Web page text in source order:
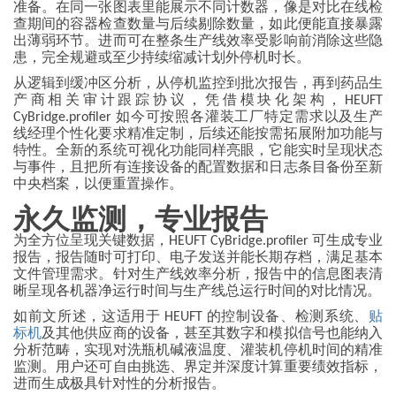
准备。在同一张图表里能展示不同计数器，像是对比在线检
查期间的容器检查数量与后续剔除数量，如此便能直接暴露
出薄弱环节。进而可在整条生产线效率受影响前消除这些隐
患，完全规避或至少持续缩减计划外停机时长。
从逻辑到缓冲区分析，从停机监控到批次报告，再到药品生
产商相关审计跟踪协议，凭借模块化架构，HEUFT
CyBridge.profiler 如今可按照各灌装工厂特定需求以及生产
线经理个性化要求精准定制，后续还能按需拓展附加功能与
特性。全新的系统可视化功能同样亮眼，它能实时呈现状态
与事件，且把所有连接设备的配置数据和日志条目备份至新
中央档案，以便重置操作。
永久监测，专业报告
为全方位呈现关键数据，HEUFT CyBridge.profiler 可生成专业
报告，报告随时可打印、电子发送并能长期存档，满足基本
文件管理需求。针对生产线效率分析，报告中的信息图表清
晰呈现各机器净运行时间与生产线总运行时间的对比情况。
如前文所述，这适用于 HEUFT 的控制设备、检测系统、 贴
标机及其他供应商的设备，甚至其数字和模拟信号也能纳入
分析范畴，实现对洗瓶机碱液温度、灌装机停机时间的精准
监测。用户还可自由挑选、界定并深度计算重要绩效指标，
进而生成极具针对性的分析报告。